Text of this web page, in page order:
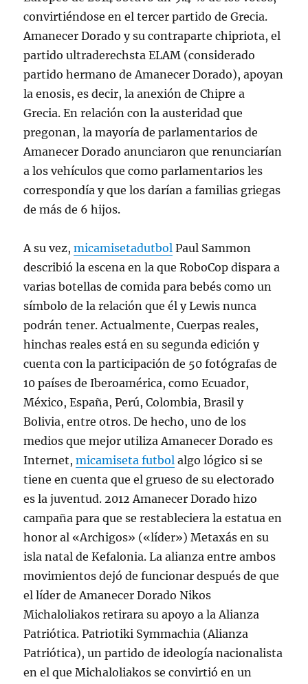
convirtiéndose en el tercer partido de Grecia.
Amanecer Dorado y su contraparte chipriota, el
partido ultraderechsta ELAM (considerado
partido hermano de Amanecer Dorado), apoyan
la enosis, es decir, la anexión de Chipre a
Grecia. En relación con la austeridad que
pregonan, la mayoría de parlamentarios de
Amanecer Dorado anunciaron que renunciarían
a los vehículos que como parlamentarios les
correspondía y que los darían a familias griegas
de más de 6 hijos.
A su vez,micamisetadutbol Paul Sammon
describió la escena en la que RoboCop dispara a
varias botellas de comida para bebés como un
símbolo de la relación que él y Lewis nunca
podrán tener. Actualmente, Cuerpas reales,
hinchas reales está en su segunda edición y
cuenta con la participación de 50 fotógrafas de
10 países de Iberoamérica, como Ecuador,
México, España, Perú, Colombia, Brasil y
Bolivia, entre otros. De hecho, uno de los
medios que mejor utiliza Amanecer Dorado es
Internet,micamiseta futbol algo lógico si se
tiene en cuenta que el grueso de su electorado
es la juventud. 2012 Amanecer Dorado hizo
campaña para que se restableciera la estatua en
honor al «Archigos» («líder») Metaxás en su
isla natal de Kefalonia. La alianza entre ambos
movimientos dejó de funcionar después de que
el líder de Amanecer Dorado Nikos
Michaloliakos retirara su apoyo a la Alianza
Patriótica. Patriotiki Symmachia (Alianza
Patriótica), un partido de ideología nacionalista
en el que Michaloliakos se convirtió en un